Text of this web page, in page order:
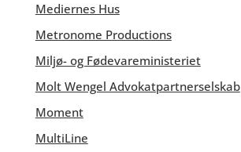
Mediernes Hus
Metronome Productions
Miljø- og Fødevareministeriet
Molt Wengel Advokatpartnerselskab
Moment
MultiLine